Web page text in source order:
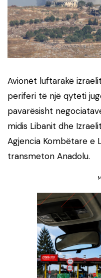
Avionët luftarakë
periferi të një qyteti
pavarësisht
midis Libanit dhe
Agjencia Kombëtare e
transmeton Anadolu.